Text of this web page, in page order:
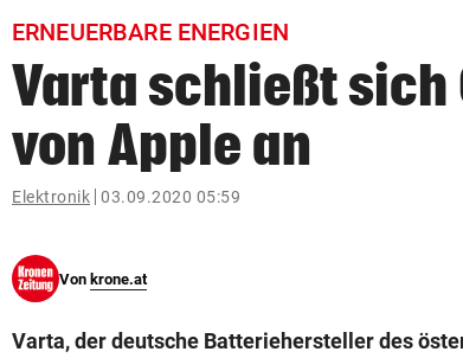
bookmark
search
Suchbegriff
eingeben
© Krone Multimedia GmbH & Co KG 2026
ERNEUERBARE ENERGIEN
Varta schließt sich
von Apple an
Elektronik 03.09.2020 05:59
Von krone.at
Varta, der deutsche Batteriehersteller des